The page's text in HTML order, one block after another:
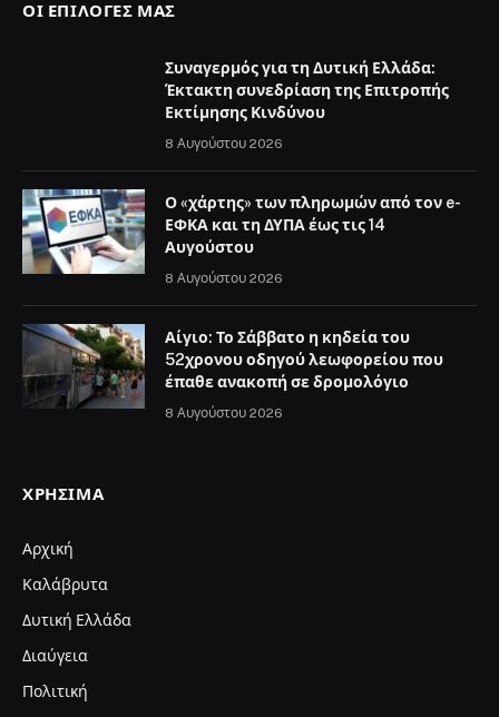
ΟΙ ΕΠΙΛΟΓΈΣ ΜΑΣ
Συναγερμός για τη Δυτική Ελλάδα:
Έκτακτη συνεδρίαση της Επιτροπής
Εκτίμησης Κινδύνου
8 Αυγούστου 2026
Ο «χάρτης» των πληρωμών από τον e-
ΕΦΚΑ και τη ΔΥΠΑ έως τις 14
Αυγούστου
8 Αυγούστου 2026
Αίγιο: Το Σάββατο η κηδεία του
52χρονου οδηγού λεωφορείου που
έπαθε ανακοπή σε δρομολόγιο
8 Αυγούστου 2026
ΧΡΉΣΙΜΑ
Αρχική
Καλάβρυτα
Δυτική Ελλάδα
Διαύγεια
Πολιτική